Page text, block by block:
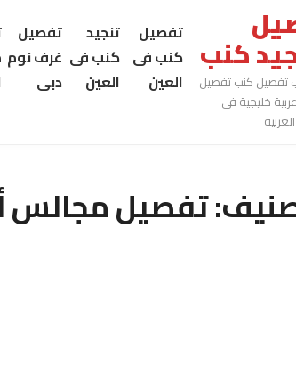
كنب
تفصيل كنب تفصيل
خليجية فى
تفصيل
كنب فى
العين
تنجيد
كنب فى
العين
تفصيل
غرف نوم
دبى
تفصيل مجالس